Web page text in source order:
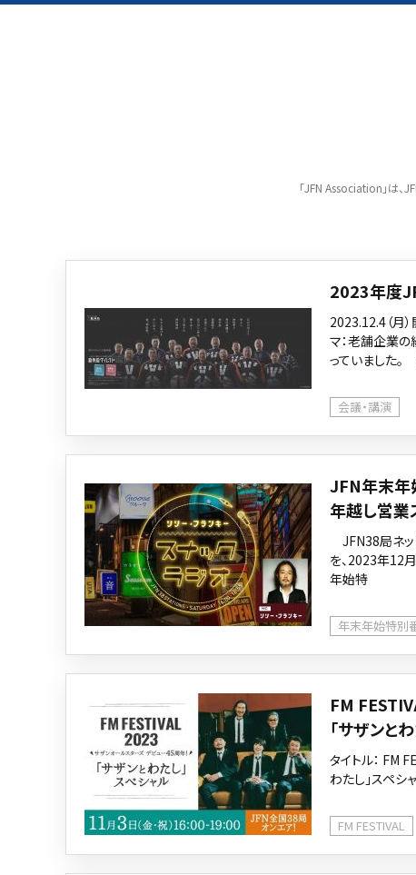
「JFN Association」は、
2023年度
2023.12.4（
マ：老舗企業
っていました。
会議・講演
JFN年末年
年越し営
JFN38局ネッ
を、2023年12
年始特
年末年始特別
FM
「サザンと
タイトル： FM
わたし」スペシ
FM FESTIVAL